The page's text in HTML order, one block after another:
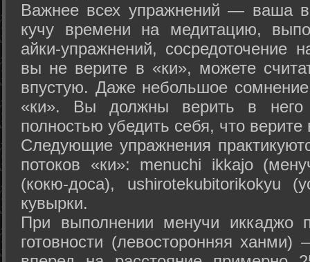
Важнее всех упражнений — ваша
кучу времени на медитацию,
айки-упражнений, сосредоточение
вы не верите в «ки», можете
впустую. Даже небольшое сомнение
«ки». Вы должны верить в
полностью убедить себя, что верите
Следующие упражнения
потоков «ки»: menuchi ikkajo
(кокю-доса), ushiro­tekubitori­kokyu
кувырки.
При выполнении менучи иккаджо
готовности (левосторонняя